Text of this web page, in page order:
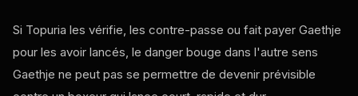
Si Topuria les vérifie, les contre-passe ou fait payer Gaethje
pour les avoir lancés, le danger bouge dans l'autre sens
Gaethje ne peut pas se permettre de devenir prévisible